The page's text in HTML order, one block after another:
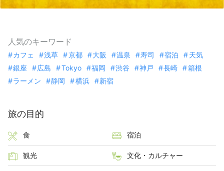
人気のキーワード
カフェ 浅草 京都 大阪 温泉 寿司 宿泊
天気
銀座
広島 Tokyo 福岡 渋谷 神戸 長崎
箱根
ラーメン
静岡 横浜 新宿
旅の目的
食 宿泊
観光 文化・カルチャー